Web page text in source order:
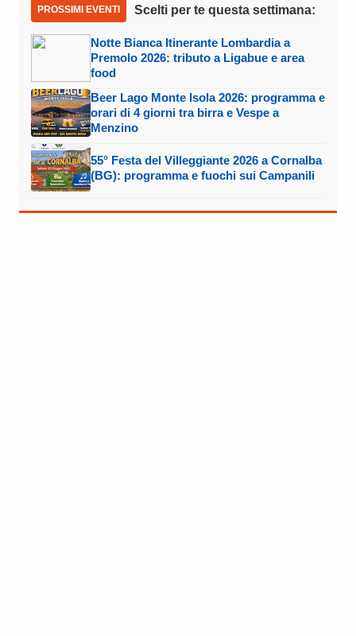
PROSSIMI EVENTI Scelti per te questa settimana:
Notte Bianca Itinerante Lombardia a
Premolo 2026: tributo a Ligabue e area
food
Beer Lago Monte Isola 2026: programma e
orari di 4 giorni tra birra e Vespe a
Menzino
55° Festa del Villeggiante 2026 a Cornalba
(BG): programma e fuochi sui Campanili